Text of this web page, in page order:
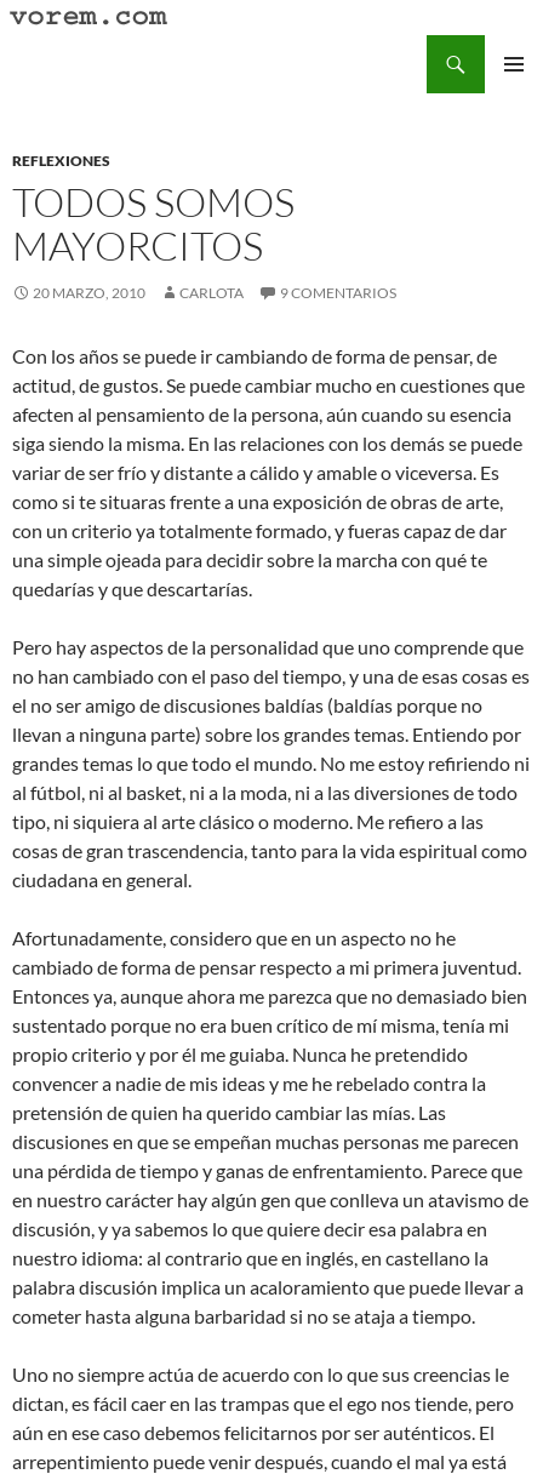
Saltar
REFLEXIONES
TODOS SOMOS
MAYORCITOS
20 MARZO, 2010 CARLOTA 9 COMENTARIOS
Con los años se puede ir cambiando de forma de pensar, de
actitud, de gustos. Se puede cambiar mucho en cuestiones que
afecten al pensamiento de la persona, aún cuando su esencia
siga siendo la misma. En las relaciones con los demás se puede
variar de ser frío y distante a cálido y amable o viceversa. Es
como si te situaras frente a una exposición de obras de arte,
con un criterio ya totalmente formado, y fueras capaz de dar
una simple ojeada para decidir sobre la marcha con qué te
quedarías y que descartarías.
Pero hay aspectos de la personalidad que uno comprende que
no han cambiado con el paso del tiempo, y una de esas cosas es
el no ser amigo de discusiones baldías (baldías porque no
llevan a ninguna parte) sobre los grandes temas. Entiendo por
grandes temas lo que todo el mundo. No me estoy refiriendo ni
al fútbol, ni al basket, ni a la moda, ni a las diversiones de todo
tipo, ni siquiera al arte clásico o moderno. Me refiero a las
cosas de gran trascendencia, tanto para la vida espiritual como
ciudadana en general.
Afortunadamente, considero que en un aspecto no he
cambiado de forma de pensar respecto a mi primera juventud.
Entonces ya, aunque ahora me parezca que no demasiado bien
sustentado porque no era buen crítico de mí misma, tenía mi
propio criterio y por él me guiaba. Nunca he pretendido
convencer a nadie de mis ideas y me he rebelado contra la
pretensión de quien ha querido cambiar las mías. Las
discusiones en que se empeñan muchas personas me parecen
una pérdida de tiempo y ganas de enfrentamiento. Parece que
en nuestro carácter hay algún gen que conlleva un atavismo de
discusión, y ya sabemos lo que quiere decir esa palabra en
nuestro idioma: al contrario que en inglés, en castellano la
palabra discusión implica un acaloramiento que puede llevar a
cometer hasta alguna barbaridad si no se ataja a tiempo.
Uno no siempre actúa de acuerdo con lo que sus creencias le
dictan, es fácil caer en las trampas que el ego nos tiende, pero
aún en ese caso debemos felicitarnos por ser auténticos. El
arrepentimiento puede venir después, cuando el mal ya está